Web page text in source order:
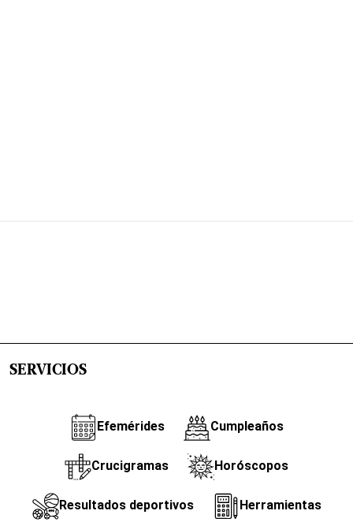
SERVICIOS
Efemérides Cumpleaños
Crucigramas Horóscopos
Resultados deportivos Herramientas